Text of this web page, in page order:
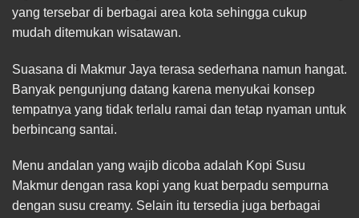
yang tersebar di berbagai area kota sehingga cukup
mudah ditemukan wisatawan.
Suasana di Makmur Jaya terasa sederhana namun hangat.
Banyak pengunjung datang karena menyukai konsep
tempatnya yang tidak terlalu ramai dan tetap nyaman untuk
berbincang santai.
Menu andalan yang wajib dicoba adalah Kopi Susu
Makmur dengan rasa kopi yang kuat berpadu sempurna
dengan susu creamy. Selain itu tersedia juga berbagai